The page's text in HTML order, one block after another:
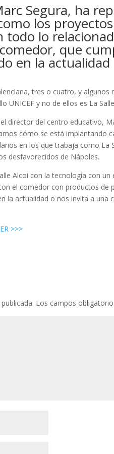
Segura, ha
los
lo
que
en la actualidad
tres o cuatro, y algunos
UNICEF y no de ellos es La
director del centro educativo,
cómo se está implantando
en los que trabaja como La
desfavorecidos de Nápoles.
Alcoi con la tecnología con
el comedor con productos de
la actualidad o nos invita a una
>>>
Los campos